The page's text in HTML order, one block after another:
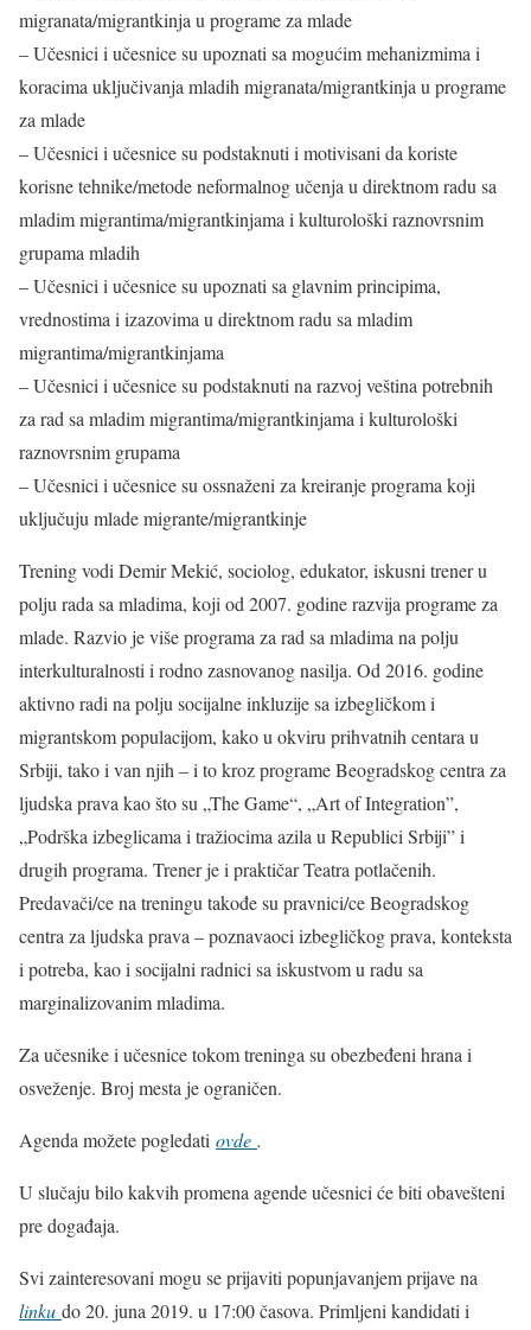
migranata/migrantkinja u programe za mlade
– Učesnici i učesnice su upoznati sa mogućim mehanizmima i
koracima uključivanja mladih migranata/migrantkinja u programe
za mlade
– Učesnici i učesnice su podstaknuti i motivisani da koriste
korisne tehnike/metode neformalnog učenja u direktnom radu sa
mladim migrantima/migrantkinjama i kulturološki raznovrsnim
grupama mladih
– Učesnici i učesnice su upoznati sa glavnim principima,
vrednostima i izazovima u direktnom radu sa mladim
migrantima/migrantkinjama
– Učesnici i učesnice su podstaknuti na razvoj veština potrebnih
za rad sa mladim migrantima/migrantkinjama i kulturološki
raznovrsnim grupama
– Učesnici i učesnice su ossnaženi za kreiranje programa koji
uključuju mlade migrante/migrantkinje
Trening vodi Demir Mekić, sociolog, edukator, iskusni trener u
polju rada sa mladima, koji od 2007. godine razvija programe za
mlade. Razvio je više programa za rad sa mladima na polju
interkulturalnosti i rodno zasnovanog nasilja. Od 2016. godine
aktivno radi na polju socijalne inkluzije sa izbegličkom i
migrantskom populacijom, kako u okviru prihvatnih centara u
Srbiji, tako i van njih – i to kroz programe Beogradskog centra za
ljudska prava kao što su „The Game“, „Art of Integration”,
„Podrška izbeglicama i tražiocima azila u Republici Srbiji” i
drugih programa. Trener je i praktičar Teatra potlačenih.
Predavači/ce na treningu takođe su pravnici/ce Beogradskog
centra za ljudska prava – poznavaoci izbegličkog prava, konteksta
i potreba, kao i socijalni radnici sa iskustvom u radu sa
marginalizovanim mladima.
Za učesnike i učesnice tokom treninga su obezbeđeni hrana i
osveženje. Broj mesta je ograničen.
Agenda možete pogledati ovde .
U slučaju bilo kakvih promena agende učesnici će biti obavešteni
pre događaja.
Svi zainteresovani mogu se prijaviti popunjavanjem prijave na
linku do 20. juna 2019. u 17:00 časova. Primljeni kandidati i